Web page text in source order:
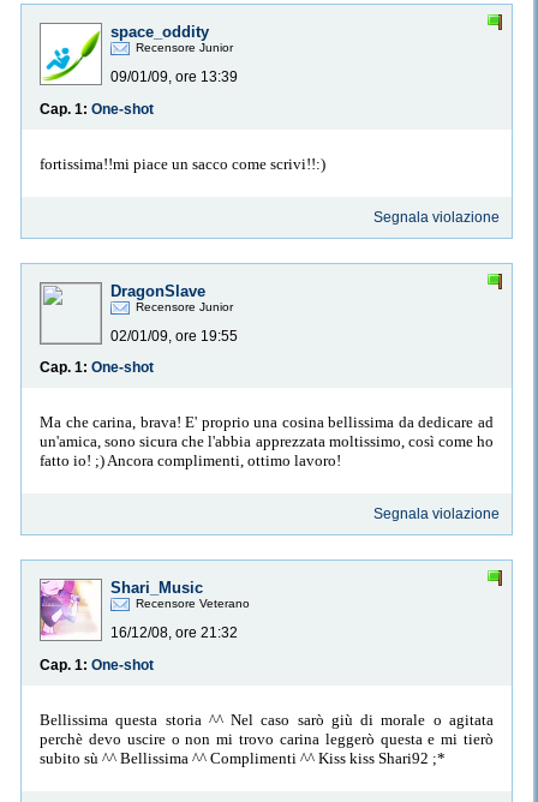
space_oddity
Recensore Junior
09/01/09, ore 13:39
Cap. 1: One-shot
fortissima!!mi piace un sacco come scrivi!!:)
Segnala violazione
DragonSlave
Recensore Junior
02/01/09, ore 19:55
Cap. 1: One-shot
Ma che carina, brava! E' proprio una cosina bellissima da dedicare ad
un'amica, sono sicura che l'abbia apprezzata moltissimo, così come ho
fatto io! ;) Ancora complimenti, ottimo lavoro!
Segnala violazione
Shari_Music
Recensore Veterano
16/12/08, ore 21:32
Cap. 1: One-shot
Bellissima questa storia ^^ Nel caso sarò giù di morale o agitata
perchè devo uscire o non mi trovo carina leggerò questa e mi tierò
subito sù ^^ Bellissima ^^ Complimenti ^^ Kiss kiss Shari92 ;*